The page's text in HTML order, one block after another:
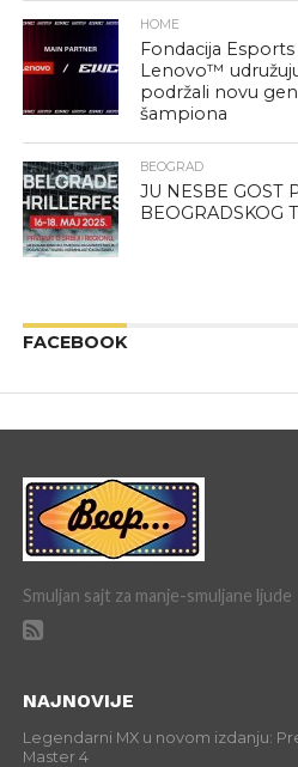
HOME
Fondacija
Lenovo™
podržali novu
šampiona
BEOGRAD
JU NESBE GOST
BEOGRADSKOG
FACEBOOK
Smuljan sajt za manje-smuljane ljude
NAJNOVIJE
Legendarni MX u novom izdanju:
Master 4